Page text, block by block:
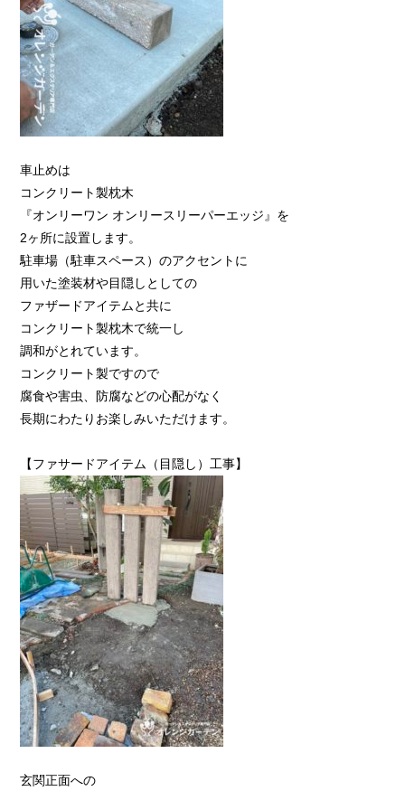
車止めは
コンクリート製枕木
『オンリーワン オンリースリーパーエッジ』を
2ヶ所に設置します。
駐車場（駐車スペース）のアクセントに
用いた塗装材や目隠しとしての
ファザードアイテムと共に
コンクリート製枕木で統一し
調和がとれています。
コンクリート製ですので
腐食や害虫、防腐などの心配がなく
長期にわたりお楽しみいただけます。
【ファサードアイテム（目隠し）工事】
玄関正面への